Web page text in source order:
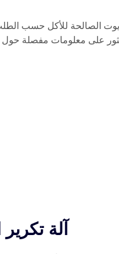
الصالحة للأكل حسب
على معلومات مفصلة
آلة